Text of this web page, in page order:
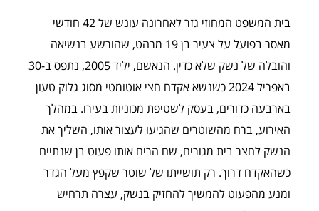
בית המשפט המחוזי גזר לאחרונה עונש של 42 חודשי
מאסר בפועל על צעיר בן 19 מרהט, שהורשע בנשיאה
והובלה של נשק שלא כדין. הנאשם, יליד 2005, נתפס ב-30
באפריל 2024 כשנשא אקדח חצי אוטומטי מסוג גלוק טעון
בארבעה כדורים, בעסק לשטיפת מכוניות בעירו. במהלך
האירוע, ברח מהשוטרים שהגיעו לעצור אותו, השליך את
הנשק לחצר בית מגורים, שם הרים אותו פעוט בן שנתיים
כשהאקדח דרוך. רק תושייתו של שוטר שקפץ מעל הגדר
ומנע מהפעוט להמשיך להחזיק בנשק, עצרה תרחיש